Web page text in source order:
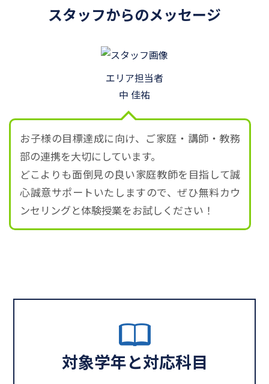
スタッフからのメッセージ
エリア担当者
中 佳祐
お子様の目標達成に向け、ご家庭・講師・教務
部の連携を大切にしています。
どこよりも面倒見の良い家庭教師を目指して誠
心誠意サポートいたしますので、ぜひ無料カウ
ンセリングと体験授業をお試しください！
対象学年と対応科目